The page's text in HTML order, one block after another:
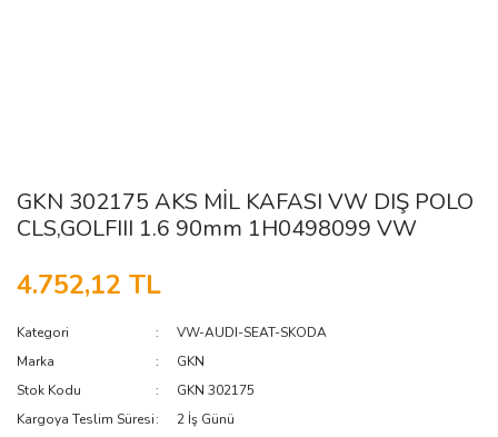
GKN 302175 AKS MİL KAFASI VW DIŞ POLO
CLS,GOLFIII 1.6 90mm 1H0498099 VW
4.752,12 TL
Kategori
VW-AUDI-SEAT-SKODA
Marka
GKN
Stok Kodu
GKN 302175
Kargoya Teslim Süresi
2 İş Günü